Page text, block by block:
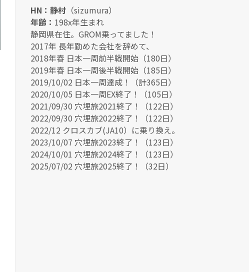
HN：静村 （sizumura）
年齢： 198x年生まれ
静岡県在住。GROM乗ってました！
2017年 長年勤めた会社を辞めて、
2018年春 日本一周前半戦開始（180日）
2019年春 日本一周後半戦開始（185日）
2019/10/02 日本一周達成！（計365日）
2020/10/05 日本一周EX終了！（105日）
2021/09/30 穴埋旅2021終了！（122日）
2022/09/30 穴埋旅2022終了！（122日）
2022/12 クロスカブ(JA10）に乗り換え。
2023/10/07 穴埋旅2023終了！（123日）
2024/10/01 穴埋旅2024終了！（123日）
2025/07/02 穴埋旅2025終了！（32日）